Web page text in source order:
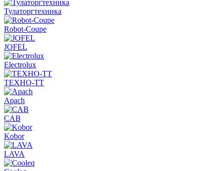
Тулаторгтехника
Robot-Coupe
JOFEL
Electrolux
ТЕХНО-ТТ
Apach
CAB
Kobor
LAVA